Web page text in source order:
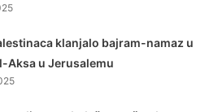
klanjalo bajram-namaz u
Aksa u Jerusalemu